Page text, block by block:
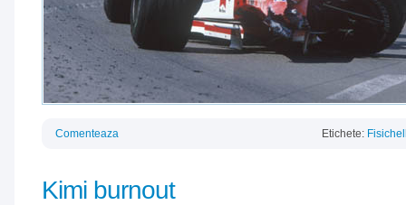
Comenteaza Etichete:
Kimi burnout